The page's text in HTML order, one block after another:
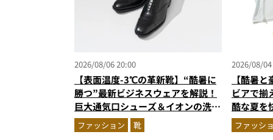
2026/08/06 20:00
【表面温度-3℃の革新靴】“酷暑に
勝つ”最新ビジネスウェアを解説！
巨大通気口シューズ＆イオンの洗え
る1万円台セットアップほか
ファッション 靴
2026/08/
【酷暑
ビアで揃
酷な夏を
エア」セ
ファッシ